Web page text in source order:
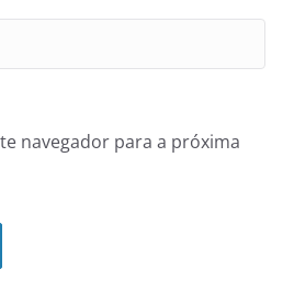
navegador para a próxima